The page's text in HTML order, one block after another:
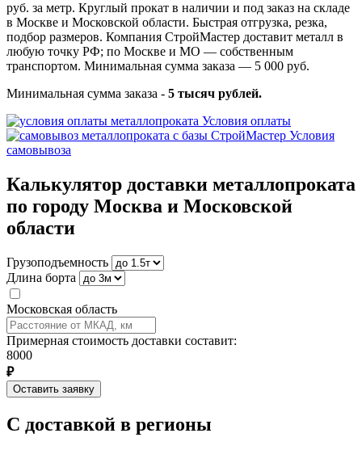
руб. за метр. Круглый прокат в наличии и под заказ на складе
в Москве и Московской области. Быстрая отгрузка, резка,
подбор размеров. Компания СтройМастер доставит металл в
любую точку РФ; по Москве и МО — собственным
транспортом. Минимальная сумма заказа — 5 000 руб.
Минимальная сумма заказа - 5 тысяч рублей.
Условия оплаты
Условия
самовывоза
Калькулятор доставки металлопроката
по городу Москва и Московской
области
Грузоподъемность
Длина борта
Московская область
Примерная стоимость доставки составит:
8000
₽
Оставить заявку
С доставкой в регионы